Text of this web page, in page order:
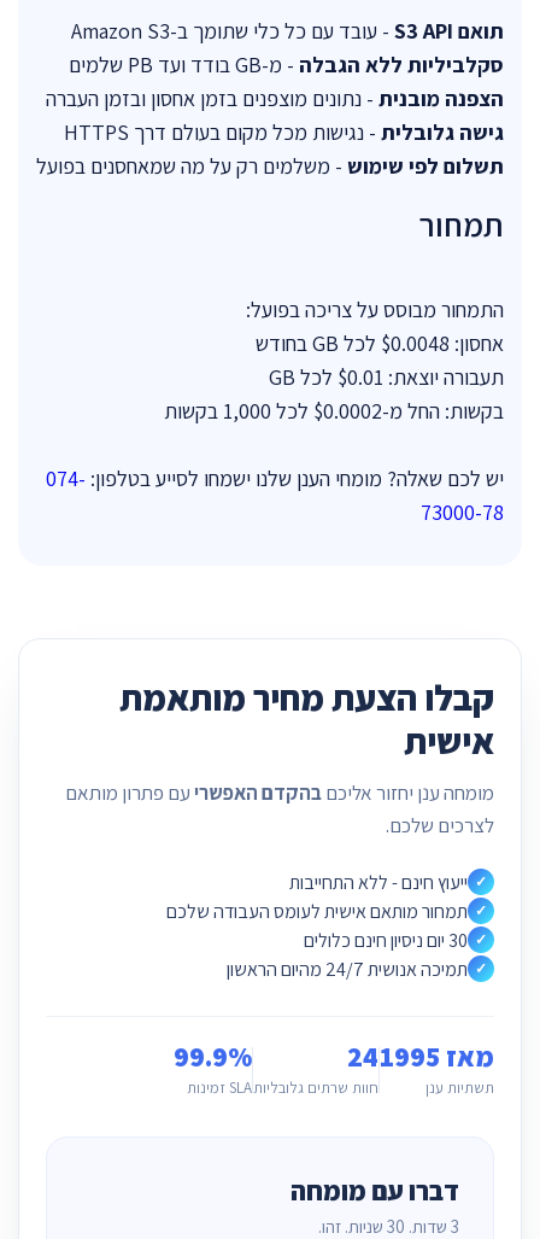
תואם S3 API
- עובד עם כל כלי שתומך ב-Amazon S3
סקלביליות ללא הגבלה - מ-GB בודד ועד PB שלמים
הצפנה מובנית - נתונים מוצפנים בזמן אחסון ובזמן העברה
גישה גלובלית - נגישות מכל מקום בעולם דרך HTTPS
תשלום לפי שימוש - משלמים רק על מה שמאחסנים בפועל
תמחור
התמחור מבוסס על צריכה בפועל:
אחסון: $0.0048 לכל GB בחודש
תעבורה יוצאת: $0.01 לכל GB
בקשות: החל מ-$0.0002 לכל 1,000 בקשות
יש לכם שאלה? מומחי הענן שלנו ישמחו לסייע בטלפון: 074-
73000-78
קבלו הצעת מחיר מותאמת
אישית
מומחה ענן יחזור אליכםבהקדם האפשרי עם פתרון מותאם
לצרכים שלכם.
✓ ייעוץ חינם - ללא התחייבות
✓ תמחור מותאם אישית לעומס העבודה שלכם
✓ 30 יום ניסיון חינם כלולים
✓ תמיכה אנושית 24/7 מהיום הראשון
מאז 1995
תשתיות ענן
24
חוות שרתים גלובליות
99.9%
SLA זמינות
דברו עם מומחה
3 שדות. 30 שניות. זהו.